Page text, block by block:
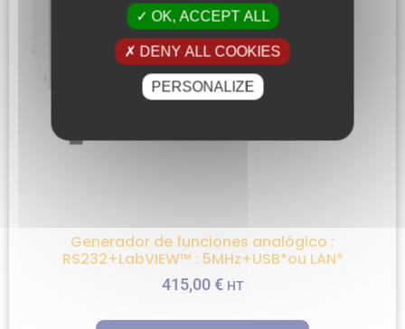
Generador de funciones analógico :
RS232+LabVIEW™ : 5MHz+USB*ou LAN*
415,00€ HT
OK, ACCEPT ALL
DENY ALL COOKIES
PERSONALIZE